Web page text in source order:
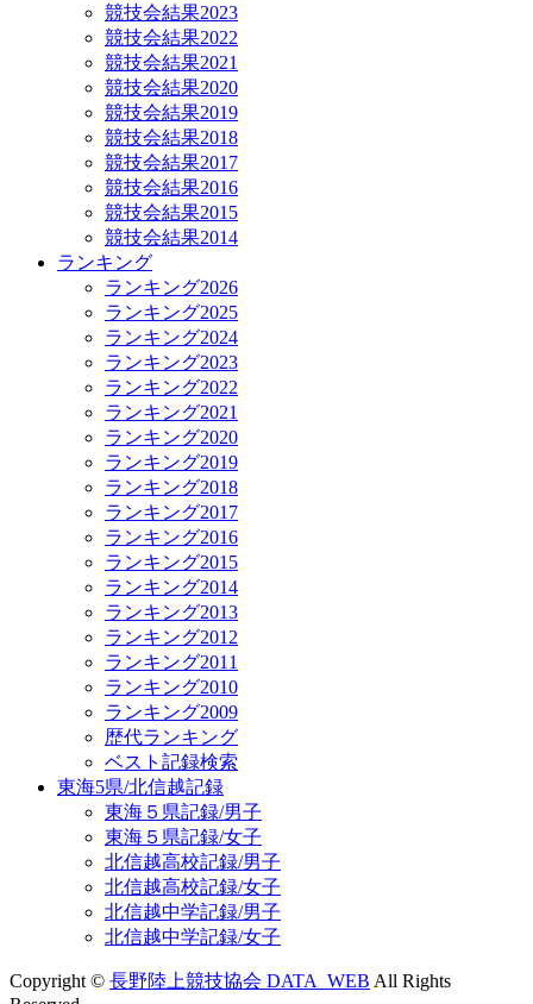
競技会結果2023
競技会結果2022
競技会結果2021
競技会結果2020
競技会結果2019
競技会結果2018
競技会結果2017
競技会結果2016
競技会結果2015
競技会結果2014
ランキング
ランキング2026
ランキング2025
ランキング2024
ランキング2023
ランキング2022
ランキング2021
ランキング2020
ランキング2019
ランキング2018
ランキング2017
ランキング2016
ランキング2015
ランキング2014
ランキング2013
ランキング2012
ランキング2011
ランキング2010
ランキング2009
歴代ランキング
ベスト記録検索
東海5県/北信越記録
東海５県記録/男子
東海５県記録/女子
北信越高校記録/男子
北信越高校記録/女子
北信越中学記録/男子
北信越中学記録/女子
Copyright © 長野陸上競技協会 DATA_WEB All Rights